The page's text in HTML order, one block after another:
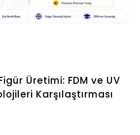
Üretimi: FDM ve UV
Karşılaştırması